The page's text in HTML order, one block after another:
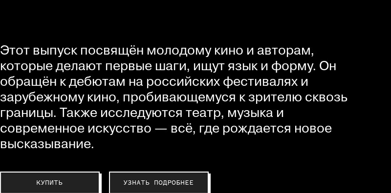
Этот выпуск посвящён молодому кино и авторам,
которые делают первые шаги, ищут язык и форму. Он
обращён к дебютам на российских фестивалях и
зарубежному кино, пробивающемуся к зрителю сквозь
границы. Также исследуются театр, музыка и
современное искусство — всё, где рождается новое
высказывание.
КУПИТЬ УЗНАТЬ ПОДРОБНЕЕ